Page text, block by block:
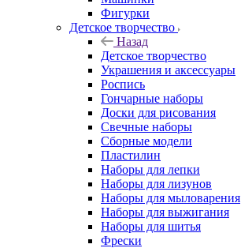
Фигурки
Детское творчество
Назад
Детское творчество
Украшения и аксессуары
Роспись
Гончарные наборы
Доски для рисования
Свечные наборы
Сборные модели
Пластилин
Наборы для лепки
Наборы для лизунов
Наборы для мыловарения
Наборы для выжигания
Наборы для шитья
Фрески